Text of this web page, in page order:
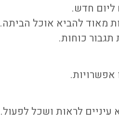
ליום חדש.
מאוד להביא אוכל הביתה.
כוחות.
אפשרויות.
עיניים לראות ושכל לפעול.